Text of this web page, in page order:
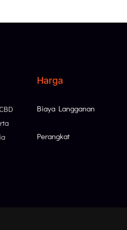
Harga
Biaya Langganan
Perangkat